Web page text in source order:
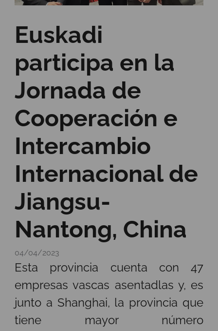
Euskadi
participa en la
Jornada de
Cooperación e
Intercambio
Internacional de
Jiangsu-
Nantong, China
04/04/2023
Esta provincia cuenta con 47
empresas vascas asentadlas y, es
junto a Shanghai, la provincia que
tiene mayor número